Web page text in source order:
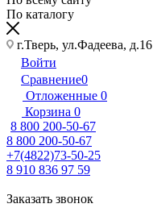
По каталогу
г.Тверь, ул.Фадеева, д.16
Войти
Сравнение0
Отложенные 0
Корзина 0
8 800 200-50-67
8 800 200-50-67
+7(4822)73-50-25
8 910 836 97 59
Заказать звонок